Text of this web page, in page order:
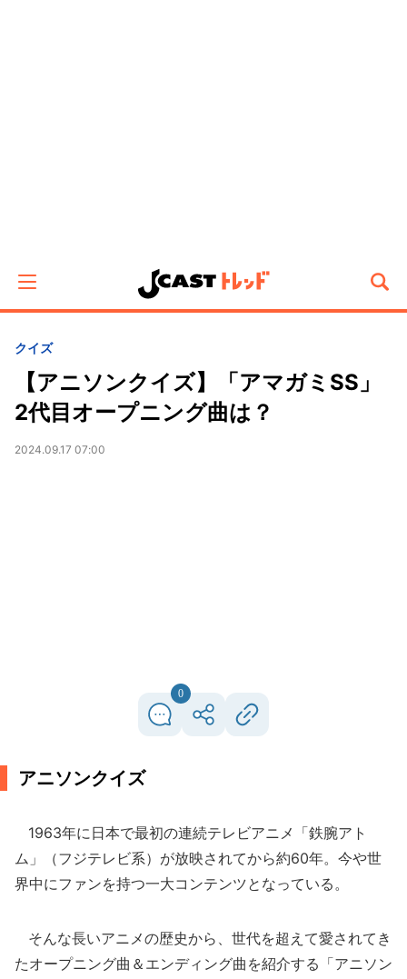
クイズ
【アニソンクイズ】「アマガミSS」
2代目オープニング曲は？
2024.09.17 07:00
0
アニソンクイズ
1963年に日本で最初の連続テレビアニメ「鉄腕アト
ム」（フジテレビ系）が放映されてから約60年。今や世
界中にファンを持つ一大コンテンツとなっている。
そんな長いアニメの歴史から、世代を超えて愛されてき
たオープニング曲＆エンディング曲を紹介する「アニソン